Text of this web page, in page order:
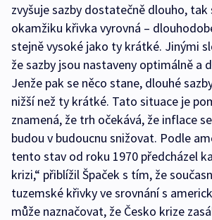
zvyšuje sazby dostatečně dlouho, tak
okamžiku křivka vyrovná –
stejně vysoké jako ty krátké. Jinými
že sazby jsou nastaveny optimálně a
Jenže pak se něco stane, dlouhé
nižší než ty krátké. Tato situace je
znamená, že trh očekává, že inflace
budou v budoucnu snižovat. Podle
tento stav od roku 1970 předcházel
krizi,“ přiblížil Špaček s tím, že
tuzemské křivky ve srovnání s
může naznačovat, že Česko krize